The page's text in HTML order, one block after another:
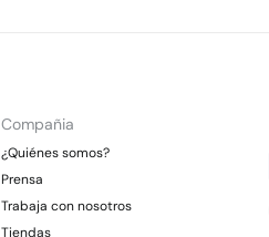
Compañia
¿Quiénes somos?
Prensa
Trabaja con nosotros
Tiendas